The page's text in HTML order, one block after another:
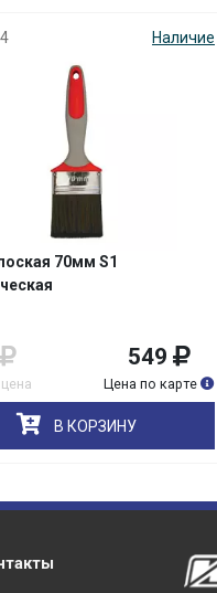
Наличие
70мм S1
549
Цена по карте
В КОРЗИНУ
раз в 2